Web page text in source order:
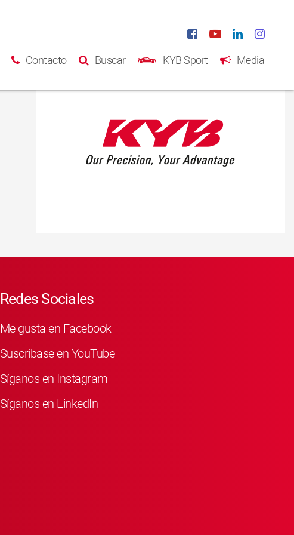
Contacto Buscar KYB Sport Media
Redes Sociales
Me gusta en Facebook
Suscríbase en YouTube
Síganos en Instagram
Síganos en LinkedIn